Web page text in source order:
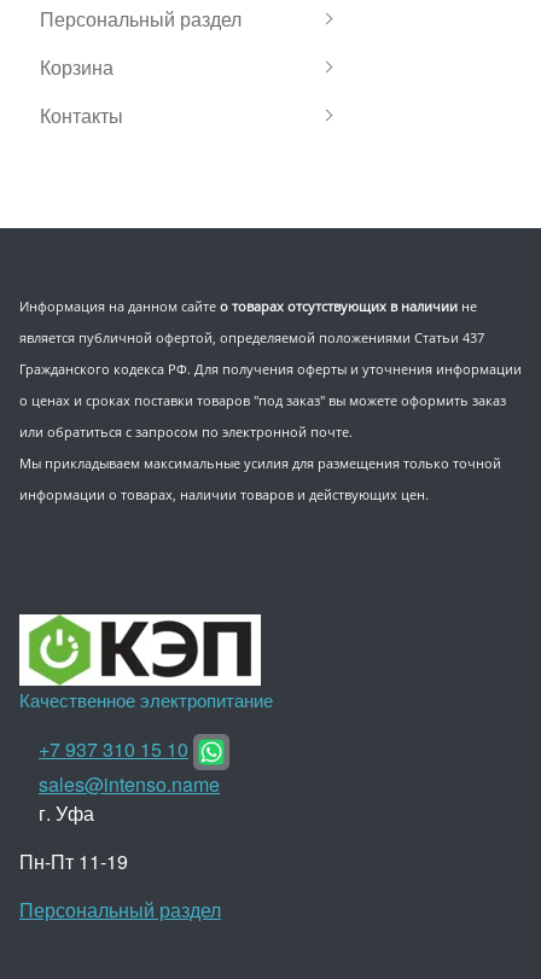
Персональный раздел
Корзина
Контакты
Информация на данном сайте о товарах отсутствующих в наличии не
является публичной офертой, определяемой положениями Статьи 437
Гражданского кодекса РФ. Для получения оферты и уточнения информации
о ценах и сроках поставки товаров "под заказ" вы можете оформить заказ
или обратиться с запросом по электронной почте.
Мы прикладываем максимальные усилия для размещения только точной
информации о товарах, наличии товаров и действующих цен.
Качественное электропитание
+7 937 310 15 10
sales@intenso.name
г. Уфа
Пн-Пт 11-19
Персональный раздел